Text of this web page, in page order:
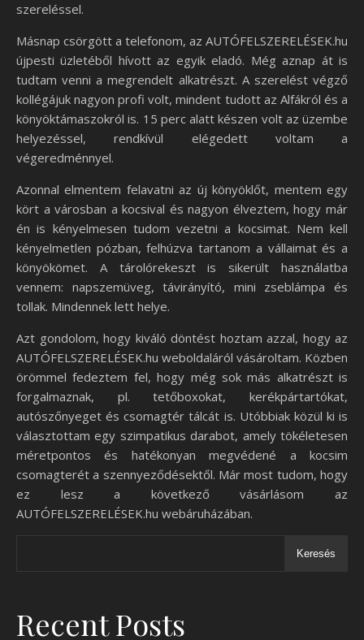
szereléssel.
Másnap csörgött a telefonom, az AUTÓFELSZERELÉSEK.hu
újpesti üzletéből hívott az egyik eladó. Még aznap át is
tudtam venni a megrendelt alkatrészt. A szerelést végző
kollégájuk nagyon profi volt, mindent tudott az Alfákról és a
könyöktámaszokról is. 15 perc alatt készen volt az üzembe
helyezéssel, rendkívül elégedett voltam a
végeredménnyel.
Azonnal elmentem felavatni az új könyöklőt, mentem egy
kört a városban a kocsival és nagyon élveztem, hogy már
én is kényelmesen tudom vezetni a kocsimat. Nem kell
kényelmetlen pózban, felhúzva tartanom a vállaimat és a
könyökömet. A tárolórekeszt is sikerült használatba
vennem: napszemüveg, távirányító, mini zseblámpa és
tollak. Mindennek lett helye.
Azt gondolom, hogy kiváló döntést hoztam azzal, hogy az
AUTÓFELSZERELÉSEK.hu weboldaláról vásároltam. Közben
örömmel fedeztem fel, hogy még sok más alkatrészt is
forgalmaznak, pl. tetőboxokat, kerékpártartókat,
autószőnyeget és csomagtér tálcát is. Utóbbiak közül ki is
választottam egy szimpatikus darabot, amely tökéletesen
méretpontos és hatékonyan megvédené a kocsim
csomagterét a szennyeződésektől. Már most tudom, hogy
ez lesz a következő vásárlásom az
AUTÓFELSZERELÉSEK.hu webáruházában.
Keresés
Recent Posts